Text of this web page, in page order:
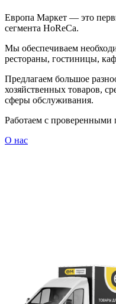
Европа Маркет — это
сегмента HoReCa.
Мы обеспечиваем
рестораны, гостиницы,
Предлагаем большое
хозяйственных товаров,
сферы обслуживания.
Работаем с проверенными
О нас